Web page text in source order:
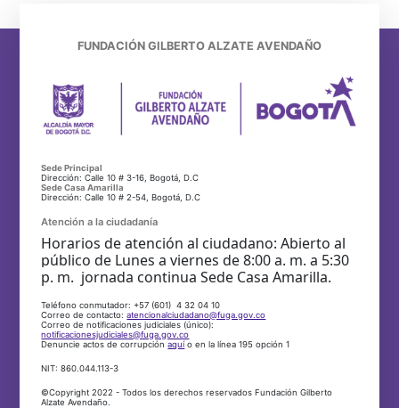
FUNDACIÓN GILBERTO ALZATE AVENDAÑO
Sede Principal
Dirección: Calle 10 # 3-16, Bogotá, D.C
Sede Casa Amarilla
Dirección: Calle 10 # 2-54, Bogotá, D.C
Atención a la ciudadanía
Horarios de atención al ciudadano: Abierto al
público de Lunes a viernes de 8:00 a. m. a 5:30
p. m. jornada continua Sede Casa Amarilla.
Teléfono conmutador: +57 (601) 4 32 04 10
Correo de contacto:atencionalciudadano@fuga.gov.co
Correo de notificaciones judiciales (único):
notificacionesjudiciales@fuga.gov.co
Denuncie actos de corrupciónaquío en la línea 195 opción 1
NIT: 860.044.113-3
©Copyright 2022 - Todos los derechos reservados Fundación Gilberto
Alzate Avendaño.